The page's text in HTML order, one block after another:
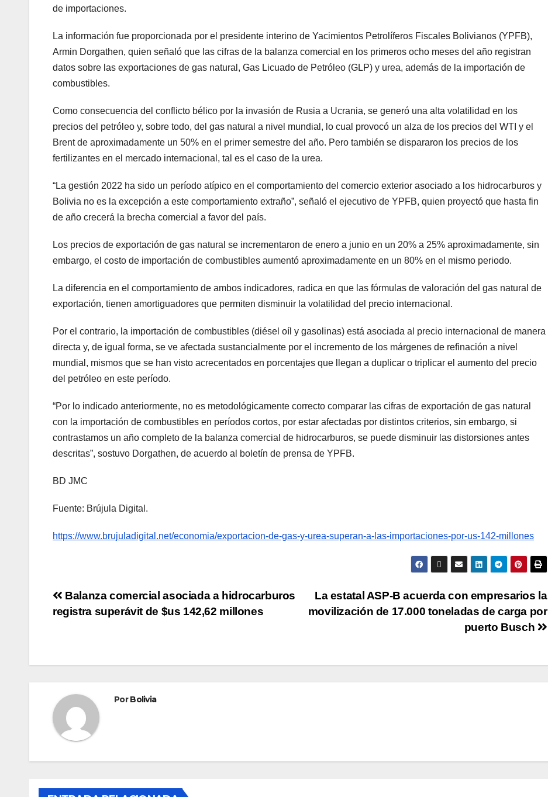
de importaciones.
La información fue proporcionada por el presidente interino de Yacimientos Petrolíferos Fiscales Bolivianos (YPFB),
Armin Dorgathen, quien señaló que las cifras de la balanza comercial en los primeros ocho meses del año registran
datos sobre las exportaciones de gas natural, Gas Licuado de Petróleo (GLP) y urea, además de la importación de
combustibles.
Como consecuencia del conflicto bélico por la invasión de Rusia a Ucrania, se generó una alta volatilidad en los
precios del petróleo y, sobre todo, del gas natural a nivel mundial, lo cual provocó un alza de los precios del WTI y el
Brent de aproximadamente un 50% en el primer semestre del año. Pero también se dispararon los precios de los
fertilizantes en el mercado internacional, tal es el caso de la urea.
“La gestión 2022 ha sido un período atípico en el comportamiento del comercio exterior asociado a los hidrocarburos y
Bolivia no es la excepción a este comportamiento extraño”, señaló el ejecutivo de YPFB, quien proyectó que hasta fin
de año crecerá la brecha comercial a favor del país.
Los precios de exportación de gas natural se incrementaron de enero a junio en un 20% a 25% aproximadamente, sin
embargo, el costo de importación de combustibles aumentó aproximadamente en un 80% en el mismo periodo.
La diferencia en el comportamiento de ambos indicadores, radica en que las fórmulas de valoración del gas natural de
exportación, tienen amortiguadores que permiten disminuir la volatilidad del precio internacional.
Por el contrario, la importación de combustibles (diésel oíl y gasolinas) está asociada al precio internacional de manera
directa y, de igual forma, se ve afectada sustancialmente por el incremento de los márgenes de refinación a nivel
mundial, mismos que se han visto acrecentados en porcentajes que llegan a duplicar o triplicar el aumento del precio
del petróleo en este período.
“Por lo indicado anteriormente, no es metodológicamente correcto comparar las cifras de exportación de gas natural
con la importación de combustibles en períodos cortos, por estar afectadas por distintos criterios, sin embargo, si
contrastamos un año completo de la balanza comercial de hidrocarburos, se puede disminuir las distorsiones antes
descritas”, sostuvo Dorgathen, de acuerdo al boletín de prensa de YPFB.
BD JMC
Fuente: Brújula Digital.
https://www.brujuladigital.net/economia/exportacion-de-gas-y-urea-superan-a-las-importaciones-por-us-142-millones
La estatal ASP-B acuerda con empresarios la
movilización de 17.000 toneladas de carga por
puerto Busch
Balanza comercial asociada a hidrocarburos
registra superávit de $us 142,62 millones
PorBolivia